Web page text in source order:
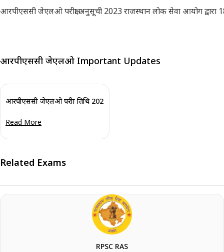
आरपीएससी जेएलओ परीक्षा अनुसूची 2023 राजस्थान लोक सेवा आयोग
आरपीएससी जेएलओ Important Updates
आरपीएससी जेएलओ परीक्षा तिथि 2023 घोषित
Read More
Related Exams
RPSC RAS